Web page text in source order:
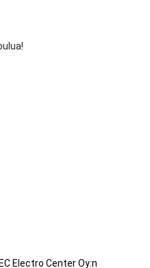
Electro Center Oy:n